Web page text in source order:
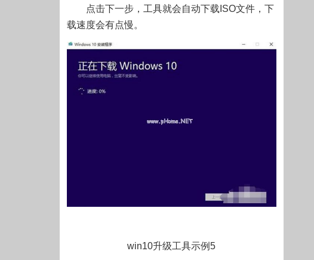
点击下一步，工具就会自动下载ISO文件，下
载速度会有点慢。
win10升级工具示例5